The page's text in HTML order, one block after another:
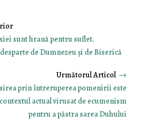
sunt hrană pentru suflet.
de Dumnezeu și de Biserică
prin întreruperea pomenirii este
actual virusat de ecumenism
pentru a păstra sarea Duhului
→